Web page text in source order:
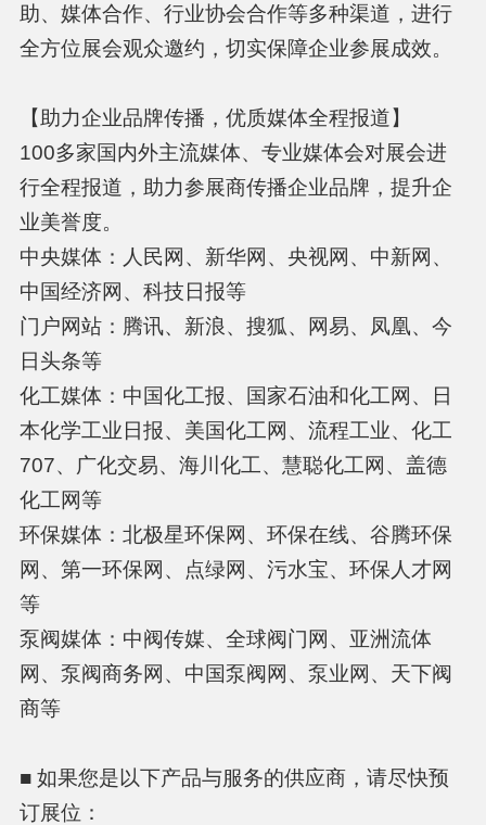
助、媒体合作、行业协会合作等多种渠道，进行
全方位展会观众邀约，切实保障企业参展成效。
【助力企业品牌传播，优质媒体全程报道】
100多家国内外主流媒体、专业媒体会对展会进
行全程报道，助力参展商传播企业品牌，提升企
业美誉度。
中央媒体：人民网、新华网、央视网、中新网、
中国经济网、科技日报等
门户网站：腾讯、新浪、搜狐、网易、凤凰、今
日头条等
化工媒体：中国化工报、国家石油和化工网、日
本化学工业日报、美国化工网、流程工业、化工
707、广化交易、海川化工、慧聪化工网、盖德
化工网等
环保媒体：北极星环保网、环保在线、谷腾环保
网、第一环保网、点绿网、污水宝、环保人才网
等
泵阀媒体：中阀传媒、全球阀门网、亚洲流体
网、泵阀商务网、中国泵阀网、泵业网、天下阀
商等
■ 如果您是以下产品与服务的供应商，请尽快预
订展位：